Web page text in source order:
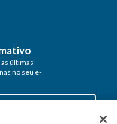
últimas
no seu e-